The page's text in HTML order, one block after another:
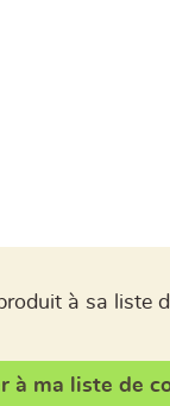
à sa liste
à ma liste de